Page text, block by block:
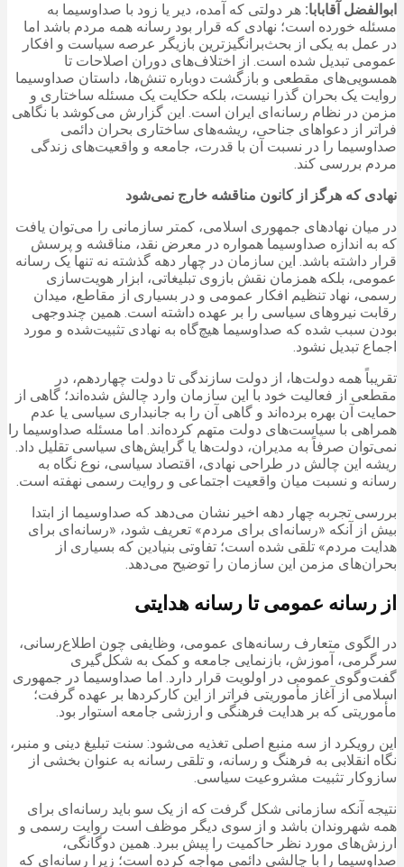
ابوالفضل آقابابا: هر دولتی که آمده، دیر یا زود با صداوسیما به
مسئله خورده است؛ نهادی که قرار بود رسانه همه مردم باشد اما
در عمل به یکی از بحث‌برانگیزترین بازیگر عرصه سیاست و افکار
عمومی تبدیل شده است. از اختلاف‌های دوران اصلاحات تا
همسویی‌های مقطعی و بازگشت دوباره تنش‌ها، داستان صداوسیما
روایت یک بحران گذرا نیست، بلکه حکایت یک مسئله ساختاری و
مزمن در نظام رسانه‌ای ایران است. این گزارش می‌کوشد با نگاهی
فراتر از دعواهای جناحی، ریشه‌های ساختاری بحران دائمی
صداوسیما را در نسبت آن با قدرت، جامعه و واقعیت‌های زندگی
مردم بررسی کند.
نهادی که هرگز از کانون مناقشه خارج نمی‌شود
در میان نهادهای جمهوری اسلامی، کمتر سازمانی را می‌توان یافت
که به اندازه صداوسیما همواره در معرض نقد، مناقشه و پرسش
قرار داشته باشد. این سازمان در چهار دهه گذشته نه تنها یک رسانه
عمومی، بلکه همزمان نقش بازوی تبلیغاتی، ابزار هویت‌سازی
رسمی، نهاد تنظیم افکار عمومی و در بسیاری از مقاطع، میدان
رقابت نیروهای سیاسی را بر عهده داشته است. همین چندوجهی
بودن سبب شده که صداوسیما هیچ‌گاه به نهادی تثبیت‌شده و مورد
اجماع تبدیل نشود.
تقریباً همه دولت‌ها، از دولت سازندگی تا دولت چهاردهم، در
مقطعی از فعالیت خود با این سازمان وارد چالش شده‌اند؛ گاهی از
حمایت آن بهره برده‌اند و گاهی آن را به جانبداری سیاسی یا عدم
همراهی با سیاست‌های دولت متهم کرده‌اند. اما مسئله صداوسیما را
نمی‌توان صرفاً به مدیران، دولت‌ها یا گرایش‌های سیاسی تقلیل داد.
ریشه این چالش در طراحی نهادی، اقتصاد سیاسی، نوع نگاه به
رسانه و نسبت میان واقعیت اجتماعی و روایت رسمی نهفته است.
بررسی تجربه چهار دهه اخیر نشان می‌دهد که صداوسیما از ابتدا
بیش از آنکه «رسانه‌ای برای مردم» تعریف شود، «رسانه‌ای برای
هدایت مردم» تلقی شده است؛ تفاوتی بنیادین که بسیاری از
بحران‌های مزمن این سازمان را توضیح می‌دهد.
از رسانه عمومی تا رسانه هدایتی
در الگوی متعارف رسانه‌های عمومی، وظایفی چون اطلاع‌رسانی،
سرگرمی، آموزش، بازنمایی جامعه و کمک به شکل‌گیری
گفت‌وگوی عمومی در اولویت قرار دارد. اما صداوسیما در جمهوری
اسلامی از آغاز مأموریتی فراتر از این کارکردها بر عهده گرفت؛
مأموریتی که بر هدایت فرهنگی و ارزشی جامعه استوار بود.
این رویکرد از سه منبع اصلی تغذیه می‌شود: سنت تبلیغ دینی و منبر،
نگاه انقلابی به فرهنگ و رسانه، و تلقی رسانه به عنوان بخشی از
سازوکار تثبیت مشروعیت سیاسی.
نتیجه آنکه سازمانی شکل گرفت که از یک سو باید رسانه‌ای برای
همه شهروندان باشد و از سوی دیگر موظف است روایت رسمی و
ارزش‌های مورد نظر حاکمیت را پیش ببرد. همین دوگانگی،
صداوسیما را با چالشی دائمی مواجه کرده است؛ زیرا رسانه‌ای که